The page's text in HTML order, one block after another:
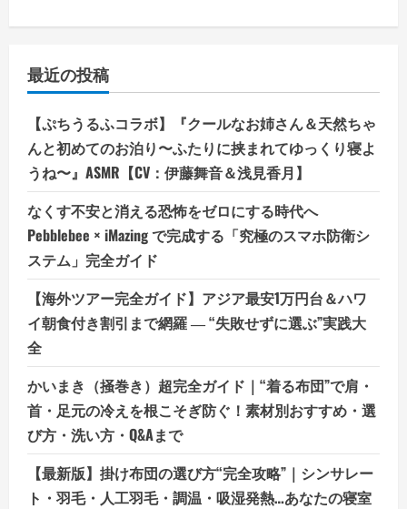
最近の投稿
【ぷちうるふコラボ】『クールなお姉さん＆天然ちゃ
んと初めてのお泊り〜ふたりに挟まれてゆっくり寝よ
うね〜』ASMR【CV：伊藤舞音＆浅見香月】
なくす不安と消える恐怖をゼロにする時代へ
Pebblebee × iMazing で完成する「究極のスマホ防衛シ
ステム」完全ガイド
【海外ツアー完全ガイド】アジア最安1万円台＆ハワ
イ朝食付き割引まで網羅 ― “失敗せずに選ぶ”実践大
全
かいまき（掻巻き）超完全ガイド｜“着る布団”で肩・
首・足元の冷えを根こそぎ防ぐ！素材別おすすめ・選
び方・洗い方・Q&Aまで
【最新版】掛け布団の選び方“完全攻略”｜シンサレー
ト・羽毛・人工羽毛・調温・吸湿発熱…あなたの寝室